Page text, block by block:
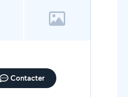
Contacter